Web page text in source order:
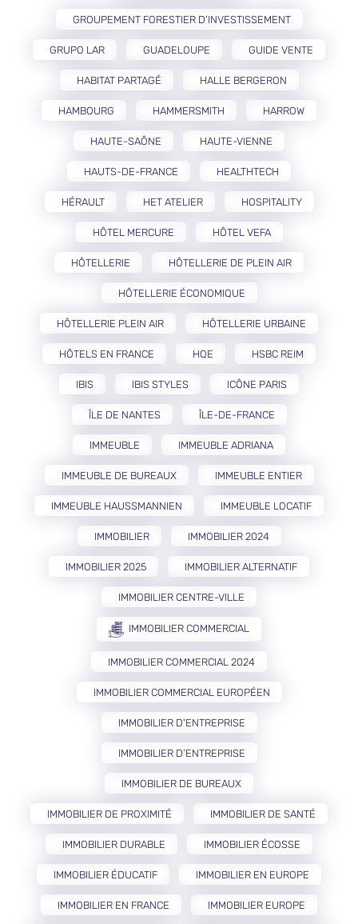
GROUPEMENT FORESTIER D’INVESTISSEMENT
GRUPO LAR GUADELOUPE GUIDE VENTE
HABITAT PARTAGÉ HALLE BERGERON
HAMBOURG HAMMERSMITH HARROW
HAUTE-SAÔNE HAUTE-VIENNE
HAUTS-DE-FRANCE HEALTHTECH
HÉRAULT HET ATELIER HOSPITALITY
HÔTEL MERCURE HÔTEL VEFA
HÔTELLERIE HÔTELLERIE DE PLEIN AIR
HÔTELLERIE ÉCONOMIQUE
HÔTELLERIE PLEIN AIR HÔTELLERIE URBAINE
HÔTELS EN FRANCE HQE HSBC REIM
IBIS IBIS STYLES ICÔNE PARIS
ÎLE DE NANTES ÎLE-DE-FRANCE
IMMEUBLE IMMEUBLE ADRIANA
IMMEUBLE DE BUREAUX IMMEUBLE ENTIER
IMMEUBLE HAUSSMANNIEN IMMEUBLE LOCATIF
IMMOBILIER IMMOBILIER 2024
IMMOBILIER 2025 IMMOBILIER ALTERNATIF
IMMOBILIER CENTRE-VILLE
IMMOBILIER COMMERCIAL
IMMOBILIER COMMERCIAL 2024
IMMOBILIER COMMERCIAL EUROPÉEN
IMMOBILIER D'ENTREPRISE
IMMOBILIER D’ENTREPRISE
IMMOBILIER DE BUREAUX
IMMOBILIER DE PROXIMITÉ IMMOBILIER DE SANTÉ
IMMOBILIER DURABLE IMMOBILIER ÉCOSSE
IMMOBILIER ÉDUCATIF IMMOBILIER EN EUROPE
IMMOBILIER EN FRANCE IMMOBILIER EUROPE